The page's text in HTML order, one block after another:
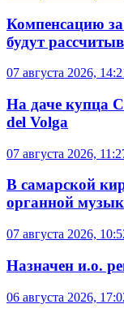
Компенсацию
будут
07 августа 2026,
На даче купца
del Volga
07 августа 2026,
В самарской
органной
07 августа 2026,
Назначен и.о.
06 августа 2026,